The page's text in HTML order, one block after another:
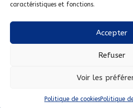
caractéristiques et fonctions.
Accepter
Refuser
Voir les
Politique de cookiesPolitique
Politique de confidentialité